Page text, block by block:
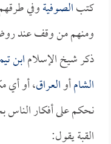
كتبالصوفيةوفي
ومنهم من وقف عند
ذكر شيخ الإسلامابن
الشامأوالعراق، أو أي
نحكم على أفكار
القبة يقول: